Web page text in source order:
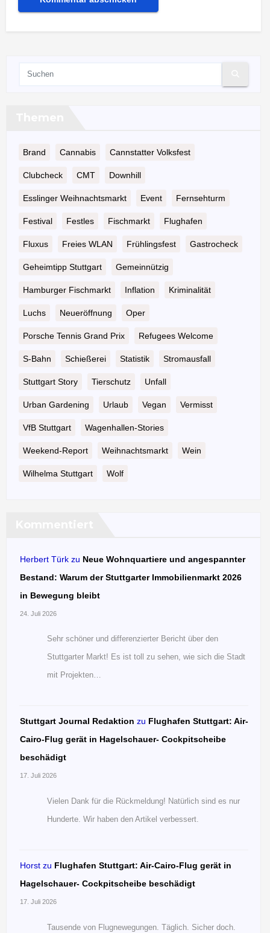
Brand Cannabis Cannstatter Volksfest
Clubcheck CMT Downhill
Esslinger Weihnachtsmarkt Event Fernsehturm
Festival Festles Fischmarkt Flughafen
Fluxus Freies WLAN Frühlingsfest Gastrocheck
Geheimtipp Stuttgart Gemeinnützig
Hamburger Fischmarkt Inflation Kriminalität
Luchs Neueröffnung Oper
Porsche Tennis Grand Prix Refugees Welcome
S-Bahn Schießerei Statistik Stromausfall
Stuttgart Story Tierschutz Unfall
Urban Gardening Urlaub Vegan Vermisst
VfB Stuttgart Wagenhallen-Stories
Weekend-Report Weihnachtsmarkt Wein
Wilhelma Stuttgart Wolf
Herbert Türk zu Neue Wohnquartiere und angespannter
Bestand: Warum der Stuttgarter Immobilienmarkt 2026
in Bewegung bleibt
24. Juli 2026
Sehr schöner und differenzierter Bericht über den
Stuttgarter Markt! Es ist toll zu sehen, wie sich die Stadt
mit Projekten…
Stuttgart Journal Redaktion zu Flughafen Stuttgart: Air-
Cairo-Flug gerät in Hagelschauer- Cockpitscheibe
beschädigt
17. Juli 2026
Vielen Dank für die Rückmeldung! Natürlich sind es nur
Hunderte. Wir haben den Artikel verbessert.
Horst zu Flughafen Stuttgart: Air-Cairo-Flug gerät in
Hagelschauer- Cockpitscheibe beschädigt
17. Juli 2026
Tausende von Flugnewegungen. Täglich. Sicher doch.